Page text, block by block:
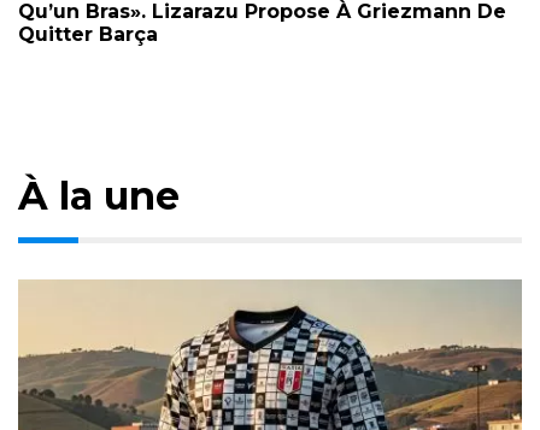
Qu’un Bras». Lizarazu Propose À Griezmann De
Quitter Barça
À la une